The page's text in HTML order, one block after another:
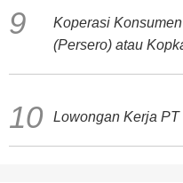
Koperasi
(Persero) atau
Lowongan Kerja PT